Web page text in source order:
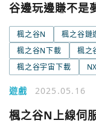
谷邊玩邊賺不是
楓之谷N 楓之谷鏈
楓之谷N下載
楓之
楓之谷宇宙下載
遊戲 2025.05.16
楓之谷N上線伺